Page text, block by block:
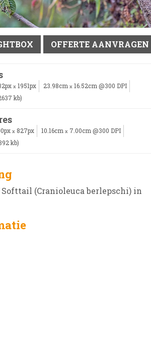
OFFERTE AANVRAGEN
x 1951px 23.98cm x 16.52cm @300 DPI
kb)
x 827px 10.16cm x 7.00cm @300 DPI
kb)
(Cranioleuca berlepschi) in